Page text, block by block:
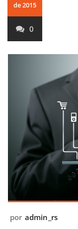
de 2015
0
por admin_rs